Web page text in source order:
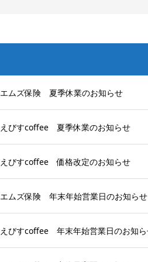
エムズ保険 夏季休業のお知らせ
えびすcoffee 夏季休業のお知らせ
えびすcoffee 価格改定のお知らせ
エムズ保険 年末年始営業日のお知らせ
えびすcoffee 年末年始営業日のお知